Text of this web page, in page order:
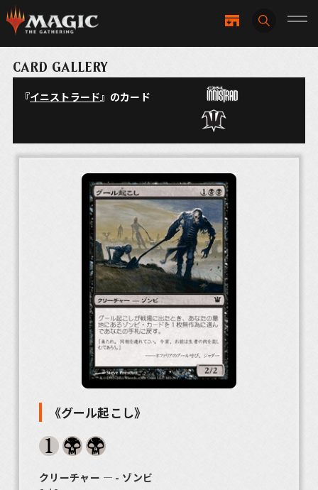
CARD GALLERY
『イニストラード』のカード
《グール起こし》
クリーチャー ― - ゾンビ